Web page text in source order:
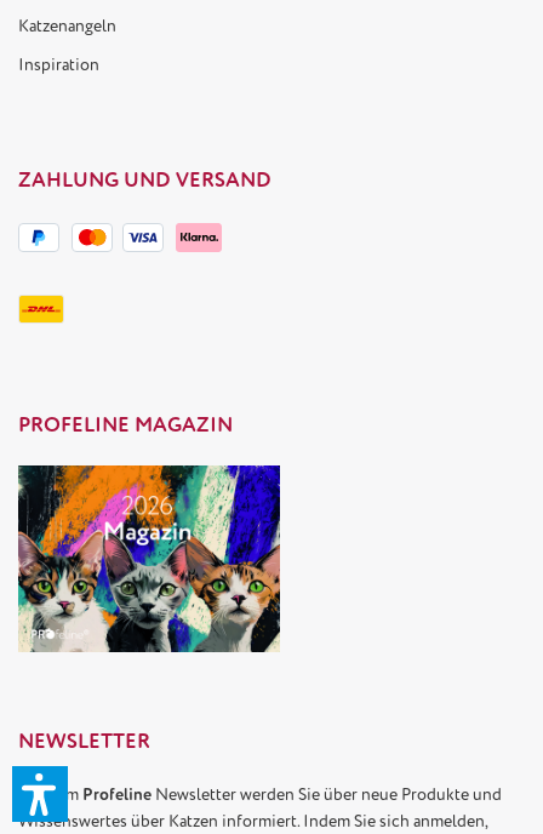
Katzenangeln
Inspiration
ZAHLUNG UND VERSAND
PROFELINE MAGAZIN
NEWSLETTER
Mit dem Profeline Newsletter werden Sie über neue Produkte und
Wissenswertes über Katzen informiert. Indem Sie sich anmelden,